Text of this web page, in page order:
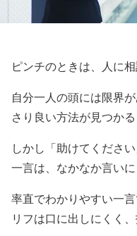
ピンチのときは、人に
自分一人の頭には限界
さり良い方法が見つかる
しかし「助けてくださ
一言は、なかなか言いに
率直でわかりやすい一
リフは口に出しにくく